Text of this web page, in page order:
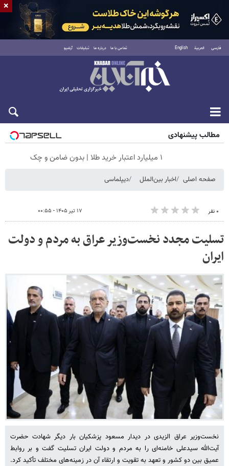
فارسی العربية English تماس با ما درباره ما تبلیغات آرشیو
جمعه ۱۶ مرداد ۱۴۰۵
مطالب پیشنهادی
۱ میلیارد اعتبار خرید طلا | بدون ضامن و چک
صفحه اصلی اخبار بین‌الملل دیپلماسی
۰ نفر ۱۷ تیر ۱۴۰۵ - ۰۰:۵۵
تسلیت مجدد نخست‌وزیر عراق به مردم و دولت
ایران
نخست‌وزیر عراق الزیدی در دیدار مسعود پزشکیان بار دیگر شهادت حضرت
آیت‌الله سیدعلی خامنه‌ای را به مردم و دولت ایران تسلیت گفت و بر روابط
عمیق بین دو کشور و تعهد به تقویت و ارتقاء آن در زمینه‌های مختلف تأکید کرد.
×